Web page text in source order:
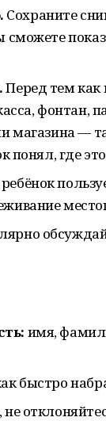
Сохраните
сможете
Перед тем как
фонтан,
магазина —
понял, где
имя,
быстро